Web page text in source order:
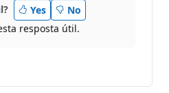
Yes
No
resposta útil.